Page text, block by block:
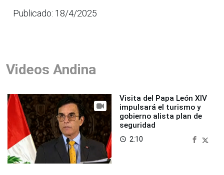
Publicado: 18/4/2025
Videos Andina
Visita del Papa León XIV
impulsará el turismo y
gobierno alista plan de
seguridad
access_time 2:10